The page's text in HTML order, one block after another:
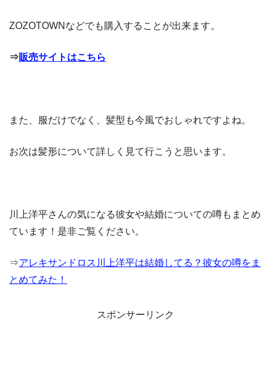
ZOZOTOWNなどでも購入することが出来ます。
⇒販売サイトはこちら
また、服だけでなく、髪型も今風でおしゃれですよね。
お次は髪形について詳しく見て行こうと思います。
川上洋平さんの気になる彼女や結婚についての噂もまとめ
ています！是非ご覧ください。
⇒アレキサンドロス川上洋平は結婚してる？彼女の噂をま
とめてみた！
スポンサーリンク